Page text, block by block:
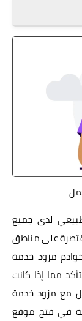
لدى جميع
على مناطق
مزود خدمة
مما إذا كانت
مع مزود خدمة
في فتح موقع